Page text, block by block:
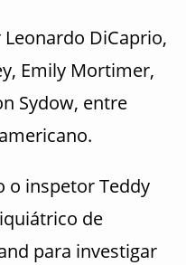
DiCaprio,
Emily Mortimer,
Sydow, entre
americano.
o inspetor Teddy
de
para investigar